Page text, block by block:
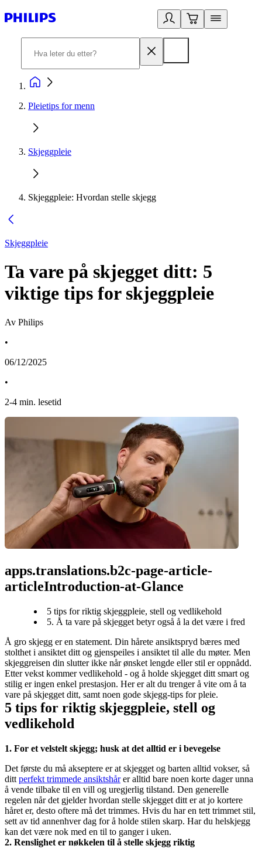
Pleietips for menn
Skjeggpleie
Skjeggpleie: Hvordan stelle skjegg
Skjeggpleie
Ta vare på skjegget ditt: 5
viktige tips for skjeggpleie
Av Philips
•
06/12/2025
•
2-4 min. lesetid
apps.translations.b2c-page-article-
articleIntroduction-at-Glance
5 tips for riktig skjeggpleie, stell og vedlikehold
5. Å ta vare på skjegget betyr også å la det være i fred
Å gro skjegg er en statement. Din hårete ansiktspryd bæres med
stolthet i ansiktet ditt og gjenspeiles i ansiktet til alle du møter. Men
skjeggreisen din slutter ikke når ønsket lengde eller stil er oppnådd.
Etter vekst kommer vedlikehold - og å holde skjegget ditt smart og
stilig er ingen enkel prestasjon. Her er alt du trenger å vite om å ta
vare på skjegget ditt, samt noen gode skjegg-tips for pleie.
5 tips for riktig skjeggpleie, stell og
vedlikehold
1. For et velstelt skjegg; husk at det alltid er i bevegelse
Det første du må akseptere er at skjegget og barten alltid vokser, så
ditt perfekt trimmede ansiktshår er alltid bare noen korte dager unna
å vende tilbake til en vill og uregjerlig tilstand. Den generelle
regelen når det gjelder hvordan stelle skjegget ditt er at jo kortere
håret er, desto oftere må det trimmes. Hvis du har en tett trimmet stil,
sett av tid annenhver dag for å holde stilen skarp. Har du helskjegg
kan det være nok med en til to ganger i uken.
2. Renslighet er nøkkelen til å stelle skjegg riktig